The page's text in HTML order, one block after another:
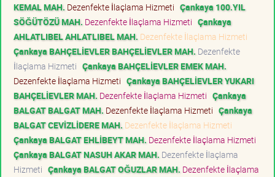
KEMAL MAH. Dezenfekte İlaçlama Hizmeti Çankaya 100.YIL
SÖĞÜTÖZÜ MAH. Dezenfekte İlaçlama Hizmeti Çankaya
AHLATLIBEL AHLATLIBEL MAH. Dezenfekte İlaçlama Hizmeti
Çankaya BAHÇELİEVLER BAHÇELİEVLER MAH. Dezenfekte
İlaçlama Hizmeti Çankaya BAHÇELİEVLER EMEK MAH.
Dezenfekte İlaçlama Hizmeti Çankaya BAHÇELİEVLER YUKARI
BAHÇELİEVLER MAH. Dezenfekte İlaçlama Hizmeti Çankaya
BALGAT BALGAT MAH. Dezenfekte İlaçlama Hizmeti Çankaya
BALGAT CEVİZLİDERE MAH. Dezenfekte İlaçlama Hizmeti
Çankaya BALGAT EHLİBEYT MAH. Dezenfekte İlaçlama Hizmeti
Çankaya BALGAT NASUH AKAR MAH. Dezenfekte İlaçlama
Hizmeti Çankaya BALGAT OĞUZLAR MAH. Dezenfekte İlaçlama